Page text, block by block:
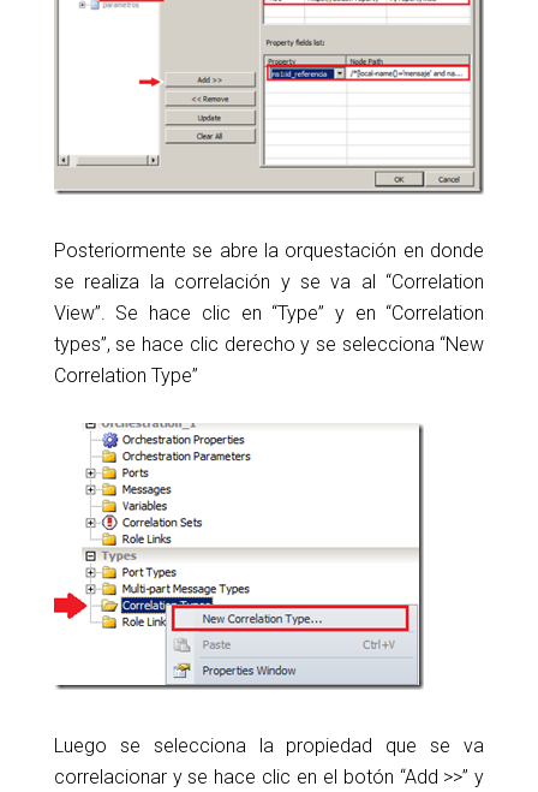
Posteriormente se abre la orquestación en donde
se realiza la correlación y se va al “Correlation
View”. Se hace clic en “Type” y en “Correlation
types”, se hace clic derecho y se selecciona “New
Correlation Type”
Luego se selecciona la propiedad que se va
correlacionar y se hace clic en el botón “Add >>” y